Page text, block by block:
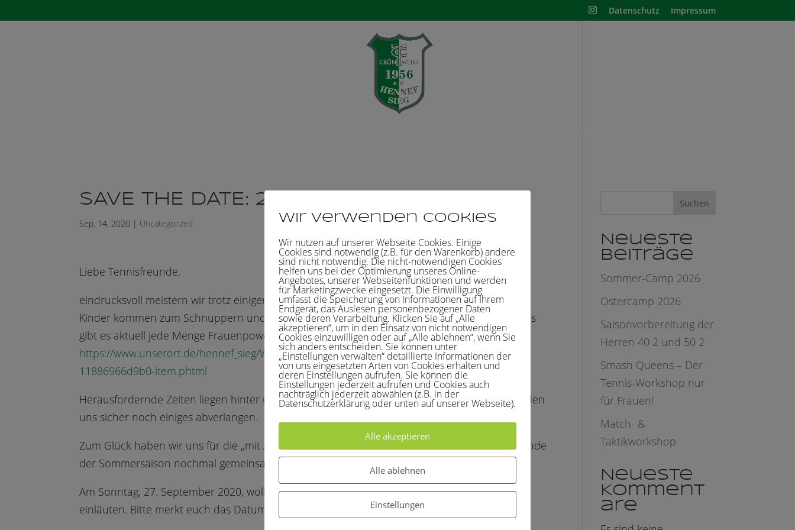
Datenschutz Impressum
SAVE THE DATE: 27. September 2020
Sep. 14, 2020 | Uncategorized
Liebe Tennisfreunde,
eindrucksvoll meistern wir trotz einiger Einschränkungen die laufende Sommersaison. Viele
Kinder kommen zum Schnuppern und entdecken den Spaß am Tennisspielen. Darüberhinaus
gibt es aktuell jede Menge Frauenpower bei uns im Verein – schaut mal rein:
https://www.unserort.de/hennef_sieg/Who_run_the_World_Girls/ccb25600-1dd5-11b2-8179-
11886966d9b0-item.phtml
Herausfordernde Zeiten liegen hinter uns – auch die kommenden Wochen und Monate werden
uns sicher noch einiges abverlangen.
Zum Glück haben wir uns für die „mit Abstand“ beste Sportart entschieden – lasst uns zum Ende
der Sommersaison nochmal gemeinsam die Schläger schwingen.
Am Sonntag, 27. September 2020, wollen wir den Saisonabschluss von 10 bis ca. 17 Uhr,
einläuten. Bitte merkt euch das Datum unbedingt vor.
Suchen
Neueste
Beiträge
Sommer-Camp 2026
Ostercamp 2026
Saisonvorbereitung der
Herren 40 2 und 50 2
Smash Queens – Der
Tennis-Workshop nur
für Frauen!
Match- &
Taktikworkshop
Neueste
Komment
are
Wir verwenden Cookies
Wir nutzen auf unserer Webseite Cookies. Einige
Cookies sind notwendig (z.B. für den Warenkorb) andere
sind nicht notwendig. Die nicht-notwendigen Cookies
helfen uns bei der Optimierung unseres Online-
Angebotes, unserer Webseitenfunktionen und werden
für Marketingzwecke eingesetzt. Die Einwilligung
umfasst die Speicherung von Informationen auf Ihrem
Endgerät, das Auslesen personenbezogener Daten
sowie deren Verarbeitung. Klicken Sie auf „Alle
akzeptieren“, um in den Einsatz von nicht notwendigen
Cookies einzuwilligen oder auf „Alle ablehnen“, wenn Sie
sich anders entscheiden. Sie können unter
„Einstellungen verwalten“ detaillierte Informationen der
von uns eingesetzten Arten von Cookies erhalten und
deren Einstellungen aufrufen. Sie können die
Einstellungen jederzeit aufrufen und Cookies auch
nachträglich jederzeit abwählen (z.B. in der
Datenschutzerklärung oder unten auf unserer Webseite).
Alle akzeptieren
Alle ablehnen
Einstellungen